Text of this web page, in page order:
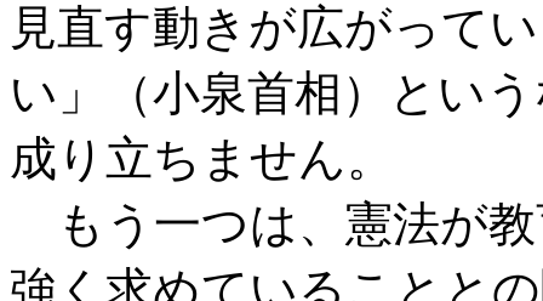
見直す動きが広がって
い」（小泉首相）とい
成り立ちません。
もう一つは、憲法が教
強く求めていることと